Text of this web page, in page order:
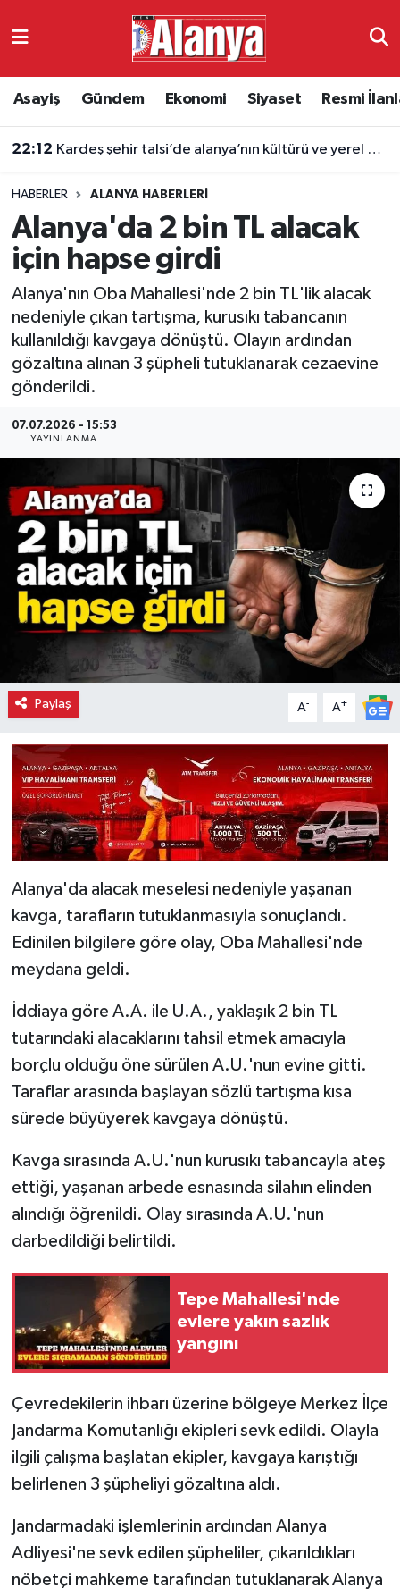
Asayiş Gündem Ekonomi Siyaset Resmi
22:12 Kardeş şehir talsi’de alanya’nın kültürü ve yerel değerleri tanıtıldı
HABERLER ALANYA HABERLERI
Alanya'da 2 bin TL alacak
için hapse girdi
Alanya'nın Oba Mahallesi'nde 2 bin TL'lik alacak
nedeniyle çıkan tartışma, kurusıkı tabancanın
kullanıldığı kavgaya dönüştü. Olayın ardından
gözaltına alınan 3 şüpheli tutuklanarak cezaevine
gönderildi.
07.07.2026 - 15:53
YAYINLANMA
Paylaş A- A+
Alanya'da alacak meselesi nedeniyle yaşanan
kavga, tarafların tutuklanmasıyla sonuçlandı.
Edinilen bilgilere göre olay, Oba Mahallesi'nde
meydana geldi.
İddiaya göre A.A. ile U.A., yaklaşık 2 bin TL
tutarındaki alacaklarını tahsil etmek amacıyla
borçlu olduğu öne sürülen A.U.'nun evine gitti.
Taraflar arasında başlayan sözlü tartışma kısa
sürede büyüyerek kavgaya dönüştü.
Kavga sırasında A.U.'nun kurusıkı tabancayla ateş
ettiği, yaşanan arbede esnasında silahın elinden
alındığı öğrenildi. Olay sırasında A.U.'nun
darbedildiği belirtildi.
Tepe Mahallesi'nde
evlere yakın sazlık
yangını
Çevredekilerin ihbarı üzerine bölgeye Merkez İlçe
Jandarma Komutanlığı ekipleri sevk edildi. Olayla
ilgili çalışma başlatan ekipler, kavgaya karıştığı
belirlenen 3 şüpheliyi gözaltına aldı.
Jandarmadaki işlemlerinin ardından Alanya
Adliyesi'ne sevk edilen şüpheliler, çıkarıldıkları
nöbetçi mahkeme tarafından tutuklanarak Alanya
Ekonomi
Resmi İlanlar
Alanyaspor
Turizm
E-Gazete
Antalya Namaz Vakitleri
Süper Lig Puan Durumu ve Fikstür
Tüm Manşetler
Son Dakika Haberleri
Haber Arşivi